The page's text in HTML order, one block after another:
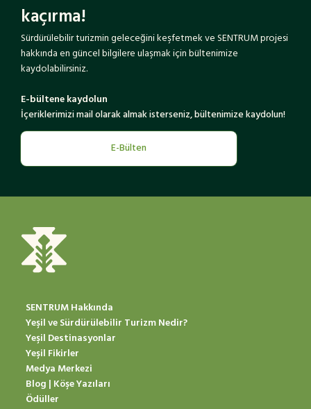
kaçırma!
Sürdürülebilir turizmin geleceğini keşfetmek ve SENTRUM projesi
hakkında en güncel bilgilere ulaşmak için bültenimize
kaydolabilirsiniz.
E-bültene kaydolun
İçeriklerimizi mail olarak almak isterseniz, bültenimize kaydolun!
E-Bülten
SENTRUM Hakkında
Yeşil ve Sürdürülebilir Turizm Nedir?
Yeşil Destinasyonlar
Yeşil Fikirler
Medya Merkezi
Blog | Köşe Yazıları
Ödüller